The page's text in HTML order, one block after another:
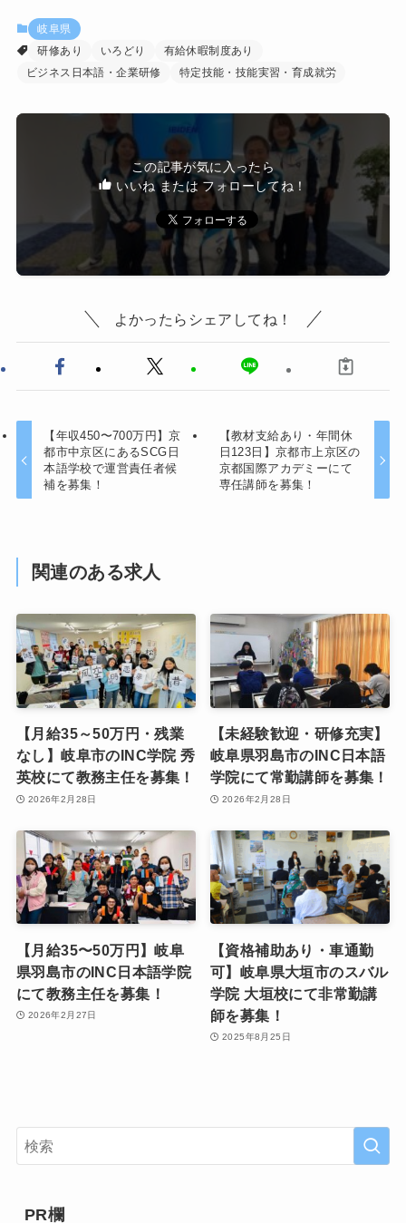
岐阜県
研修あり
いろどり
有給休暇制度あり
ビジネス日本語・企業研修
特定技能・技能実習・育成就労
この記事が気に入ったら
いいね または フォローしてね！
よかったらシェアしてね！
【年収450〜700万円】京
都市中京区にあるSCG日
本語学校で運営責任者候
補を募集！
【教材支給あり・年間休
日123日】京都市上京区の
京都国際アカデミーにて
専任講師を募集！
関連のある求人
【月給35～50万円・残業
なし】岐阜市のINC学院 秀
英校にて教務主任を募集！
2026年2月28日
【未経験歓迎・研修充実】
岐阜県羽島市のINC日本語
学院にて常勤講師を募集！
2026年2月28日
【月給35〜50万円】岐阜
県羽島市のINC日本語学院
にて教務主任を募集！
2026年2月27日
【資格補助あり・車通勤
可】岐阜県大垣市のスバル
学院 大垣校にて非常勤講
師を募集！
2025年8月25日
PR欄